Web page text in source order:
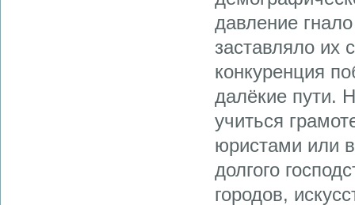
давление
заставляло их
конкуренция
далёкие пути.
учиться
юристами или
долгого
городов,